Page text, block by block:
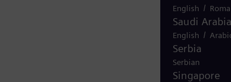
English /
Saudi
English /
Serbia
Serbian
Singapore